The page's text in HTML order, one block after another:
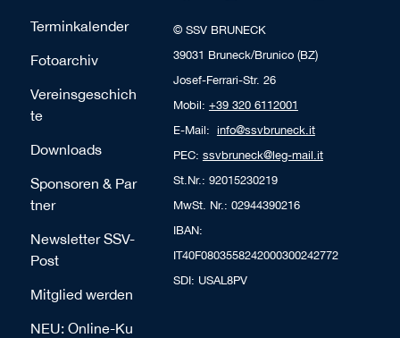
Terminkalender
Fotoarchiv
Vereinsgeschich
te
Downloads
Sponsoren & Par
tner
Newsletter SSV-
Post
Mitglied werden
NEU: Online-Ku
© SSV BRUNECK
39031 Bruneck/Brunico (BZ)
Josef-Ferrari-Str. 26
Mobil: +39 320 6112001
E-Mail: info@ssvbruneck.it
PEC: ssvbruneck@leg-mail.it
St.Nr.: 92015230219
MwSt. Nr.: 02944390216
IBAN:
IT40F0803558242000300242772
SDI: USAL8PV